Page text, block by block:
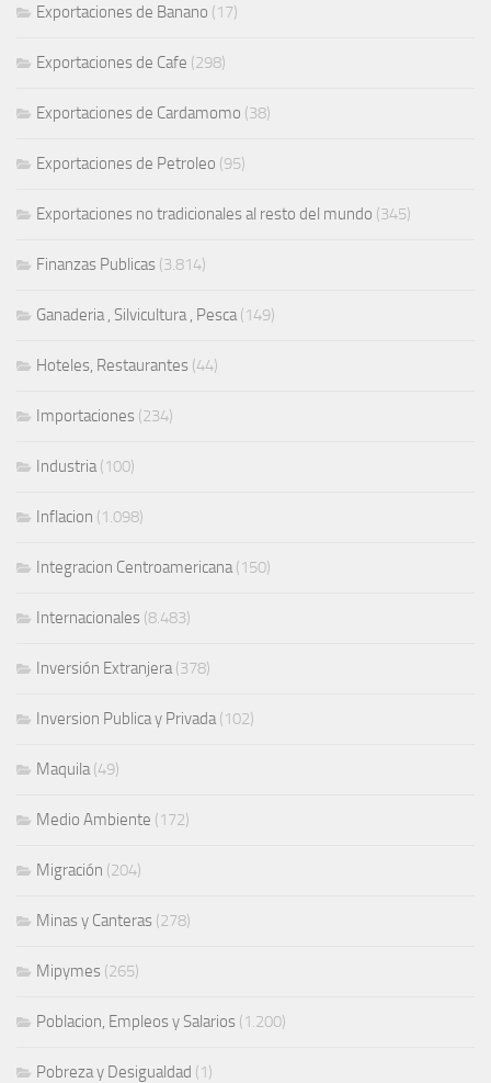
Exportaciones de Banano (17)
Exportaciones de Cafe (298)
Exportaciones de Cardamomo (38)
Exportaciones de Petroleo (95)
Exportaciones no tradicionales al resto del mundo (345)
Finanzas Publicas (3.814)
Ganaderia , Silvicultura , Pesca (149)
Hoteles, Restaurantes (44)
Importaciones (234)
Industria (100)
Inflacion (1.098)
Integracion Centroamericana (150)
Internacionales (8.483)
Inversión Extranjera (378)
Inversion Publica y Privada (102)
Maquila (49)
Medio Ambiente (172)
Migración (204)
Minas y Canteras (278)
Mipymes (265)
Poblacion, Empleos y Salarios (1.200)
Pobreza y Desigualdad (1)